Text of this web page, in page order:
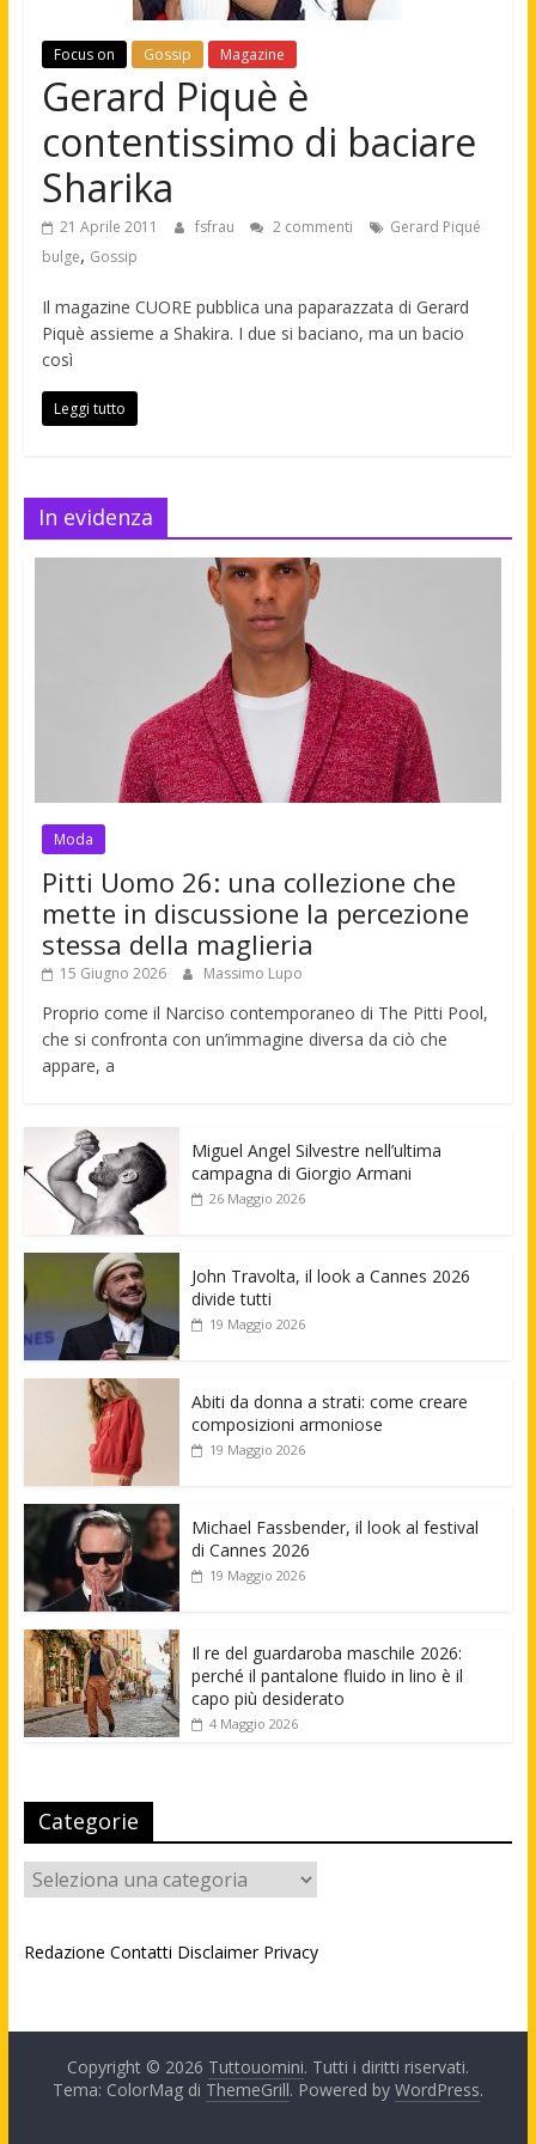
Focus on Gossip Magazine
Gerard Piquè è
contentissimo di baciare
Sharika
21 Aprile 2011 fsfrau 2 commenti
Gerard Piqué
bulge, Gossip
Il magazine CUORE pubblica una paparazzata di Gerard
Piquè assieme a Shakira. I due si baciano, ma un bacio
così
Leggi tutto
In evidenza
Moda
Pitti Uomo 26: una collezione che
mette in discussione la percezione
stessa della maglieria
15 Giugno 2026 Massimo Lupo
Proprio come il Narciso contemporaneo di The Pitti Pool,
che si confronta con un’immagine diversa da ciò che
appare, a
Miguel Angel Silvestre nell’ultima
campagna di Giorgio Armani
26 Maggio 2026
John Travolta, il look a Cannes 2026
divide tutti
19 Maggio 2026
Abiti da donna a strati: come creare
composizioni armoniose
19 Maggio 2026
Michael Fassbender, il look al festival
di Cannes 2026
19 Maggio 2026
Il re del guardaroba maschile 2026:
perché il pantalone fluido in lino è il
capo più desiderato
4 Maggio 2026
Categorie
Categorie
Redazione Contatti Disclaimer Privacy
Copyright © 2026 Tuttouomini. Tutti i diritti riservati.
Tema: ColorMag di ThemeGrill. Powered by WordPress.